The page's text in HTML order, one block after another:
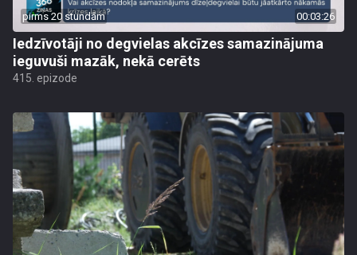
pirms 20 stundām 00:03:26
Iedzīvotāji no degvielas akcīzes samazinājuma
ieguvuši mazāk, nekā cerēts
415. epizode